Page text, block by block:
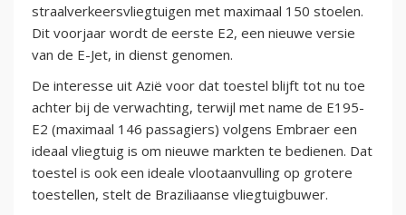
straalverkeersvliegtuigen met maximaal 150 stoelen.
Dit voorjaar wordt de eerste E2, een nieuwe versie
van de E-Jet, in dienst genomen.
De interesse uit Azië voor dat toestel blijft tot nu toe
achter bij de verwachting, terwijl met name de E195-
E2 (maximaal 146 passagiers) volgens Embraer een
ideaal vliegtuig is om nieuwe markten te bedienen. Dat
toestel is ook een ideale vlootaanvulling op grotere
toestellen, stelt de Braziliaanse vliegtuigbuwer.